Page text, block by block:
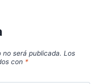
será publicada. Los
con *